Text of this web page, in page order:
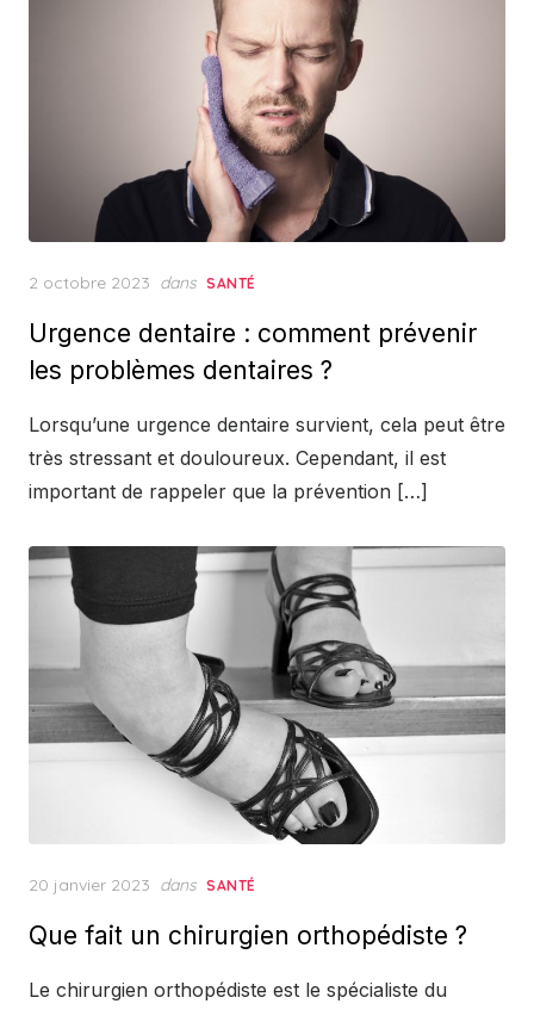
Posted
2 octobre 2023 dans SANTÉ
Urgence dentaire : comment prévenir
les problèmes dentaires ?
Lorsqu’une urgence dentaire survient, cela peut être
très stressant et douloureux. Cependant, il est
important de rappeler que la prévention […]
Posted
20 janvier 2023 dans SANTÉ
Que fait un chirurgien orthopédiste ?
Le chirurgien orthopédiste est le spécialiste du